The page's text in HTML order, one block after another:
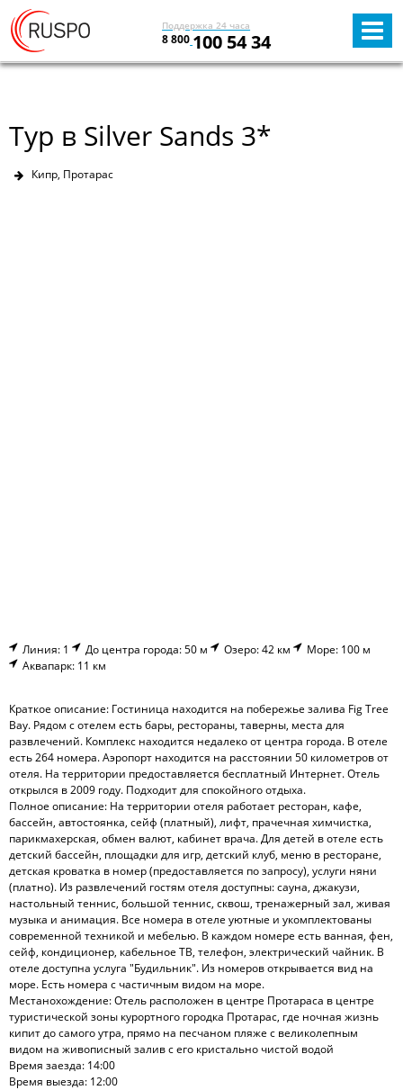
Поддержка 24 часа
8 800 100 54 34
Тур в Silver Sands 3*
Кипр, Протарас
Линия: 1 До центра города: 50 м Озеро: 42 км
Море: 100 м
Аквапарк: 11 км
Краткое описание: Гостиница находится на побережье залива Fig Tree
Bay. Рядом с отелем есть бары, рестораны, таверны, места для
развлечений. Комплекс находится недалеко от центра города. В отеле
есть 264 номера. Аэропорт находится на расстоянии 50 километров от
отеля. На территории предоставляется бесплатный Интернет. Отель
открылся в 2009 году. Подходит для спокойного отдыха.
Полное описание: На территории отеля работает ресторан, кафе,
бассейн, автостоянка, сейф (платный), лифт, прачечная химчистка,
парикмахерская, обмен валют, кабинет врача. Для детей в отеле есть
детский бассейн, площадки для игр, детский клуб, меню в ресторане,
детская кроватка в номер (предоставляется по запросу), услуги няни
(платно). Из развлечений гостям отеля доступны: сауна, джакузи,
настольный теннис, большой теннис, сквош, тренажерный зал, живая
музыка и анимация. Все номера в отеле уютные и укомплектованы
современной техникой и мебелью. В каждом номере есть ванная, фен,
сейф, кондиционер, кабельное ТВ, телефон, электрический чайник. В
отеле доступна услуга "Будильник". Из номеров открывается вид на
море. Есть номера с частичным видом на море.
Местанохождение: Отель расположен в центре Протараса в центре
туристической зоны курортного городка Протарас, где ночная жизнь
кипит до самого утра, прямо на песчаном пляже с великолепным
видом на живописный залив с его кристально чистой водой
Время заезда: 14:00
Время выезда: 12:00